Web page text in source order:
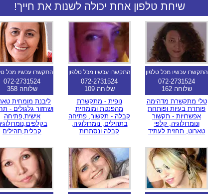
שיחת טלפון אחת יכולה לשנות את חייך!
התקשרו עכשיו מכל טלפון
072-2731524
שלוחה 162
טלי מתקשרת מדהימה
פותרת בעיות ופותחת
אפשרויות - תקשור
ונומרולוגיה, קלפי
טארוט, תחזית לעתיד
התקשרו עכשיו מכל טלפון
072-2731524
שלוחה 109
נופית - מתקשרת
מהפנטת ומומחית
קבלה - תקשור, פתיחה
בתהילים, נומרולוגיה,
קבלה ונסתרות
התקשרו עכשיו מכל
072-2731524
שלוחה 358
ליבנת מומחית
ושחזור גלגולים -
אישית,פתיחה
קבלית,תהילים